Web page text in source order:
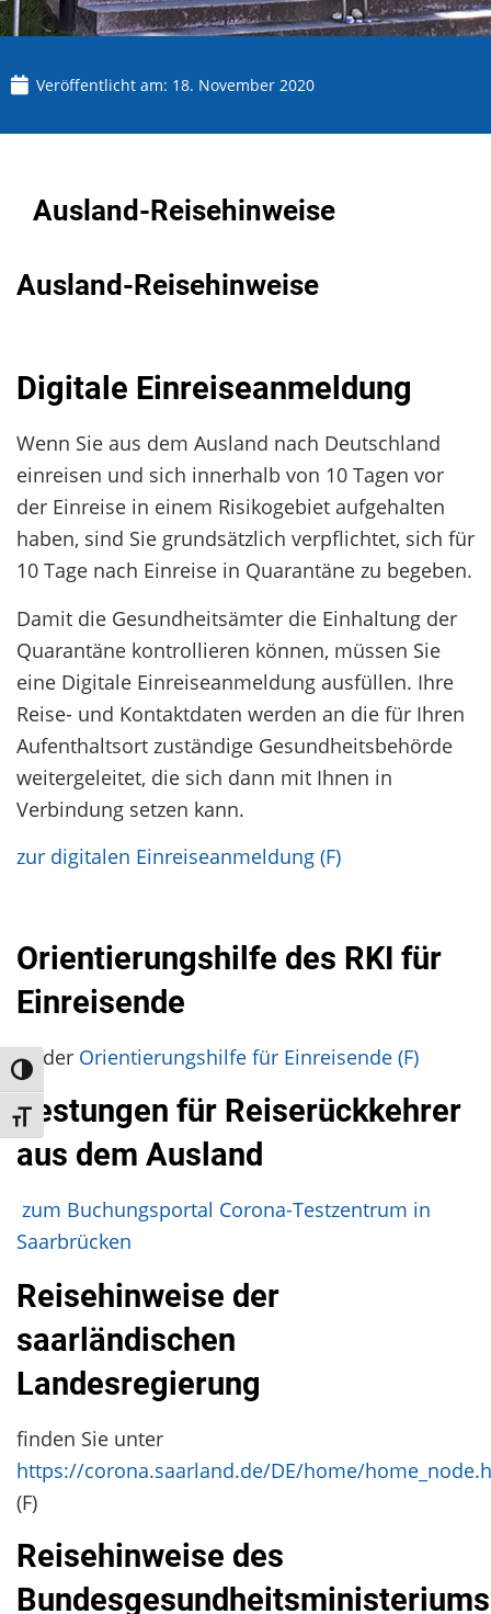
Umschalten auf hohe Kontraste
Schrift vergrößern
Veröffentlicht am: 18. November 2020
Ausland-Reisehinweise
Ausland-Reisehinweise
Digitale Einreiseanmeldung
Wenn Sie aus dem Ausland nach Deutschland
einreisen und sich innerhalb von 10 Tagen vor
der Einreise in einem Risikogebiet aufgehalten
haben, sind Sie grundsätzlich verpflichtet, sich für
10 Tage nach Einreise in Quarantäne zu begeben.
Damit die Gesundheitsämter die Einhaltung der
Quarantäne kontrollieren können, müssen Sie
eine Digitale Einreiseanmeldung ausfüllen. Ihre
Reise- und Kontaktdaten werden an die für Ihren
Aufenthaltsort zuständige Gesundheitsbehörde
weitergeleitet, die sich dann mit Ihnen in
Verbindung setzen kann.
zur digitalen Einreiseanmeldung (F)
Orientierungshilfe des RKI für
Einreisende
zu der Orientierungshilfe für Einreisende (F)
Testungen für Reiserückkehrer
aus dem Ausland
zum Buchungsportal Corona-Testzentrum in
Saarbrücken
Reisehinweise der
saarländischen
Landesregierung
finden Sie unter
https://corona.saarland.de/DE/home/
(F)
Reisehinweise des
Bundesgesundheitsministeriums